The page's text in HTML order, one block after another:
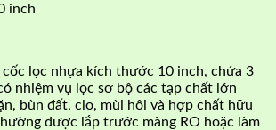
inch
cốc lọc nhựa kích thước 10 inch, chứa 3
nhiệm vụ lọc sơ bộ các tạp chất lớn
bùn đất, clo, mùi hôi và hợp chất hữu
được lắp trước màng RO hoặc làm